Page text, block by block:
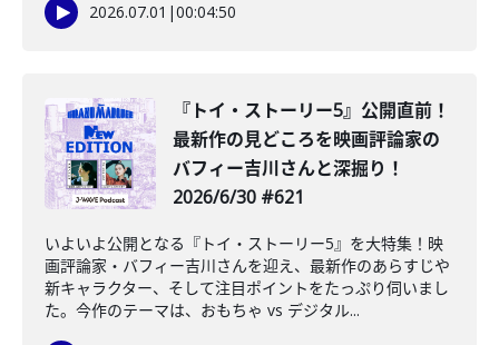
2026.07.01 |00:04:50
『トイ・ストーリー5』公開直前！
最新作の見どころを映画評論家の
バフィー吉川さんと深掘り！
2026/6/30 #621
いよいよ公開となる『トイ・ストーリー5』を大特集！映
画評論家・バフィー吉川さんを迎え、最新作のあらすじや
新キャラクター、そして注目ポイントをたっぷり伺いまし
た。今作のテーマは、おもちゃ vs デジタル...